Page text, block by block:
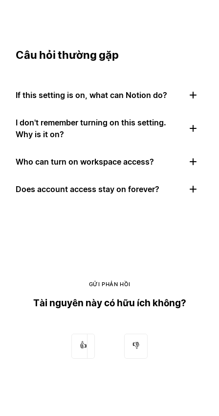
Câu hỏi thường gặp
If this setting is on, what can Notion do?
I don't remember turning on this setting.
Why is it on?
Who can turn on workspace access?
Does account access stay on forever?
GỬI PHẢN HỒI
Tài nguyên này có hữu ích không?
👍 👎